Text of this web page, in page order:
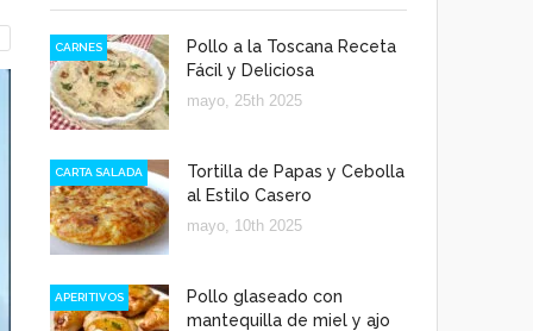
Pollo a la Toscana Receta
Fácil y Deliciosa
CARNES
mayo, 25th 2025
Tortilla de Papas y Cebolla
al Estilo Casero
CARTA SALADA
mayo, 10th 2025
Pollo glaseado con
mantequilla de miel y ajo
APERITIVOS